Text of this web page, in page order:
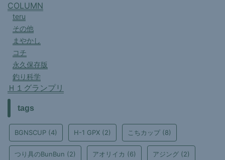
COLUMN
teru
その他
まやかし
コチ
永久保存版
釣り科学
Ｈ１グランプリ
tags
BGNSCUP (4) H-1 GPX (2) こちカップ (8)
つり具のBunBun (2) アオリイカ (6) アジング (2)